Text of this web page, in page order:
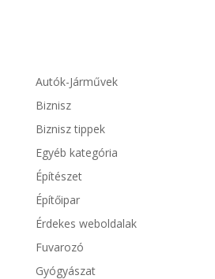
Autók-Járművek
Biznisz
Biznisz tippek
Egyéb kategória
Építészet
Építőipar
Érdekes weboldalak
Fuvarozó
Gyógyászat